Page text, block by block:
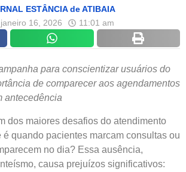
ESTÂNCIA de ATIBAIA
janeiro 16, 2026
11:01 am
para conscientizar usuários do
de comparecer aos agendamentos
antecedência
dos maiores desafios do atendimento
quando pacientes marcam consultas ou
no dia? Essa ausência,
causa prejuízos significativos: